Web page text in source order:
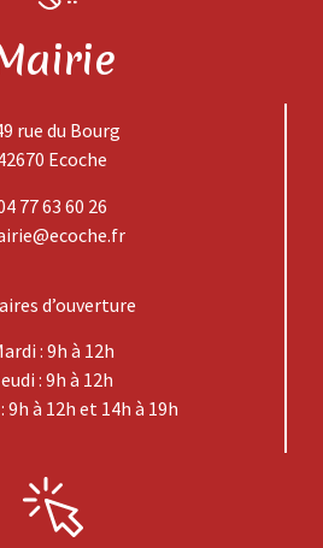
rue du Bourg
Ecoche
77 63 60 26
d’ouverture
: 9h à 12h
: 9h à 12h
9h à 12h et 14h à 19h